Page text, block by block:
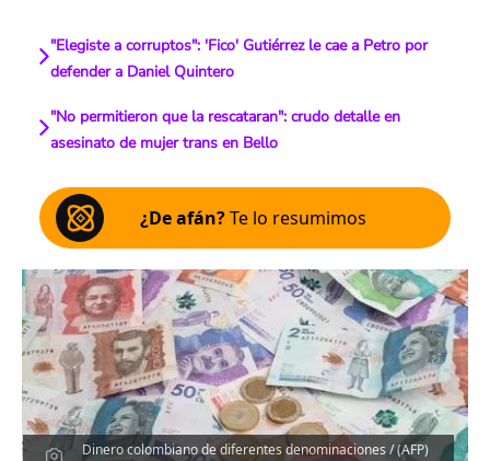
"Elegiste a corruptos": 'Fico' Gutiérrez le cae a Petro por
defender a Daniel Quintero
"No permitieron que la rescataran": crudo detalle en
asesinato de mujer trans en Bello
¿De afán?Te lo resumimos
Dinero colombiano de diferentes denominaciones / (AFP)